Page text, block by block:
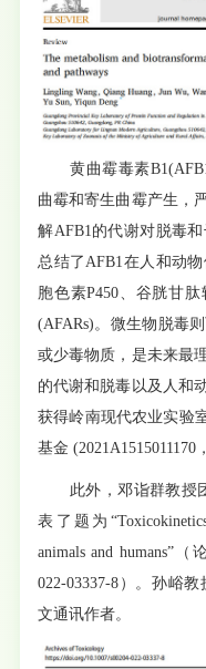
黄曲霉毒素
曲霉和寄生曲霉产生，
解AFB1的代谢对脱毒
总结了AFB1在人和动
胞色素P450、谷胱甘
(AFARs)。微生物脱毒
或少毒物质，是未来最
的代谢和脱毒以及人和
获得岭南现代农业实验
基金 (2021A1515011170
此外，邓诣群教授团
表了题为
animals and humans”（
022-03337-8）。孙峪
文通讯作者。